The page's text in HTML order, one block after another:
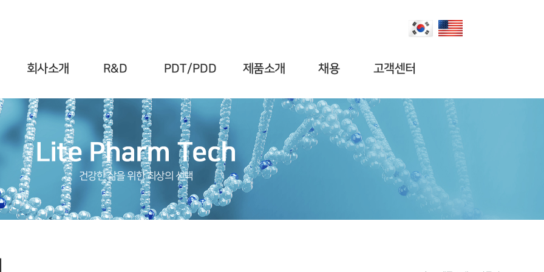
회사소개 R&D PDT/PDD 제품소개 채용 고객센터
건강한 삶을 위한 최상의 선택